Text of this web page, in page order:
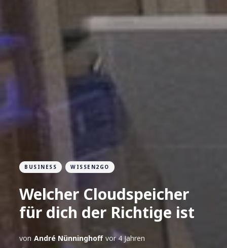
BUSINESS WISSEN2GO
Welcher Cloudspeicher
für dich der Richtige ist
von André Nünninghoff vor 4 Jahren